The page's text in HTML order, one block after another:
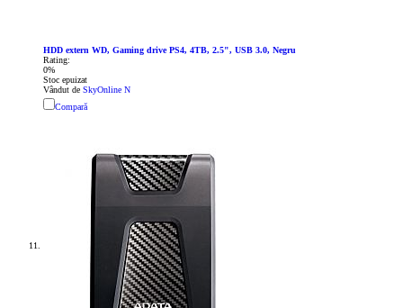
HDD extern WD, Gaming drive PS4, 4TB, 2.5", USB 3.0, Negru
Rating:
0%
Stoc epuizat
Vândut de SkyOnline N
Compară